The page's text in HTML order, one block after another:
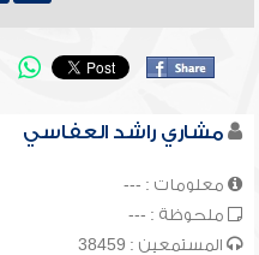
مشاري راشد العفاسي
معلومات : ---
ملحوظة : ---
المستمعين : 38459